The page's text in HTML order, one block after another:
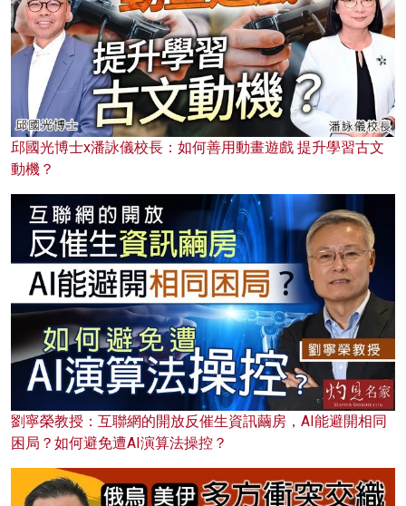
邱國光博士x潘詠儀校長：如何善用動畫遊戲 提升學習古文
動機？
劉寧榮教授：互聯網的開放反催生資訊繭房，AI能避開相同
困局？如何避免遭AI演算法操控？